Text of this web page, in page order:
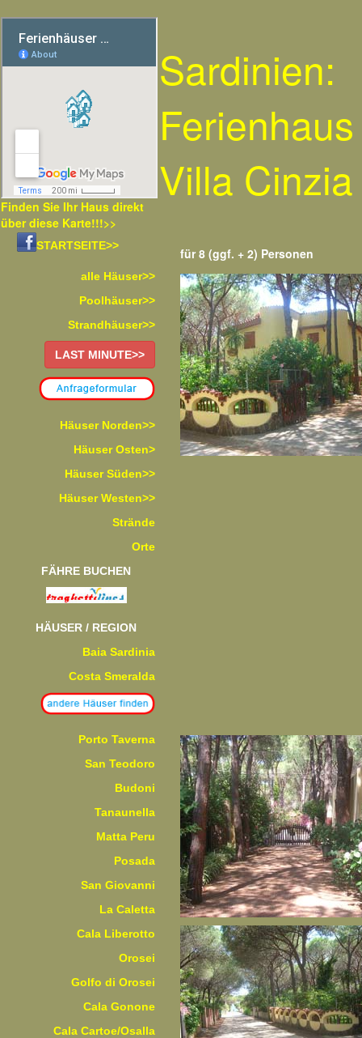
Finden Sie Ihr Haus direkt
über diese Karte!!!>>
Sardinien:
Villa Cinzia
STARTSEITE>>
alle Häuser>>
Poolhäuser>>
Strandhäuser>>
LAST MINUTE>>
Häuser Norden>>
Häuser Osten>
Häuser Süden>>
Häuser Westen>>
Strände
Orte
FÄHRE BUCHEN
HÄUSER / REGION
Baia Sardinia
Costa Smeralda
Porto Taverna
San Teodoro
Budoni
Tanaunella
Matta Peru
Posada
San Giovanni
La Caletta
Cala Liberotto
Orosei
Golfo di Orosei
Cala Gonone
Cala Cartoe/Osalla
für 8 (ggf. + 2) Personen